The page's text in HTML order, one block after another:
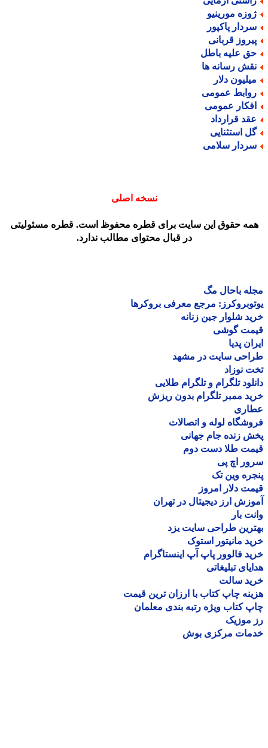
مورینیو
پاکپور
قربانی
علیه باطل
رسانه ها
دلار
عمومی
عمومی
قرارداد
استثنایی
سلامی
نسخه اصلی
حقوق این سایت برای قطره محفوظ است. قطره مسئولیتی
در قبال محتوای مطالب ندارد.
باحال مگ
مرجع معرفی بروکرها
شلوار جین زنانه
گوشی
پدیا
سایت در مشهد
نوزاد
تلگرام و تلگرام طلایی
ممبر تلگرام بدون ریزش
لوله و اتصالات
زنده جام جهانی
طلا دست دوم
اچ پی
وین تک
دلار امروز
ارز دیجیتال در تهران
بار
طراحی سایت یزد
مانیتور استوک
فالوور پاپ آپ اینستاگرام
تبلیغاتی
سالت
چاپ کتاب با ارزان ترین قیمت
کتاب ویژه رتبه بندی معلمان
موزیک
مرکزی بوش